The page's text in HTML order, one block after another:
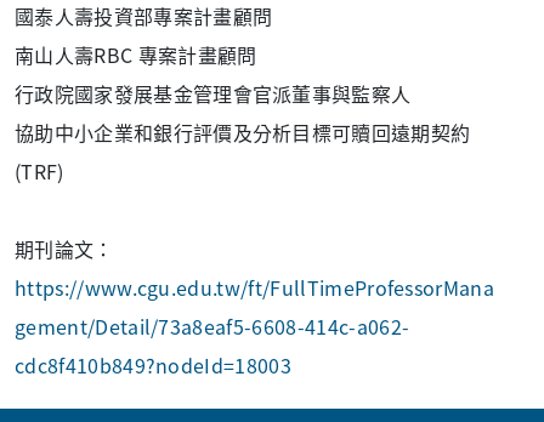
國泰人壽投資部專案計畫顧問
南山人壽RBC 專案計畫顧問
行政院國家發展基金管理會官派董事與監察人
協助中小企業和銀行評價及分析目標可贖回遠期契約
(TRF)
期刊論文：
https://www.cgu.edu.tw/ft/FullTimeProfessorMana
gement/Detail/73a8eaf5-6608-414c-a062-
cdc8f410b849?nodeId=18003